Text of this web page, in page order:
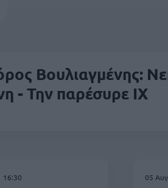
Βουλιαγμένης:
- Την παρέσυρε ΙΧ
16:30 05